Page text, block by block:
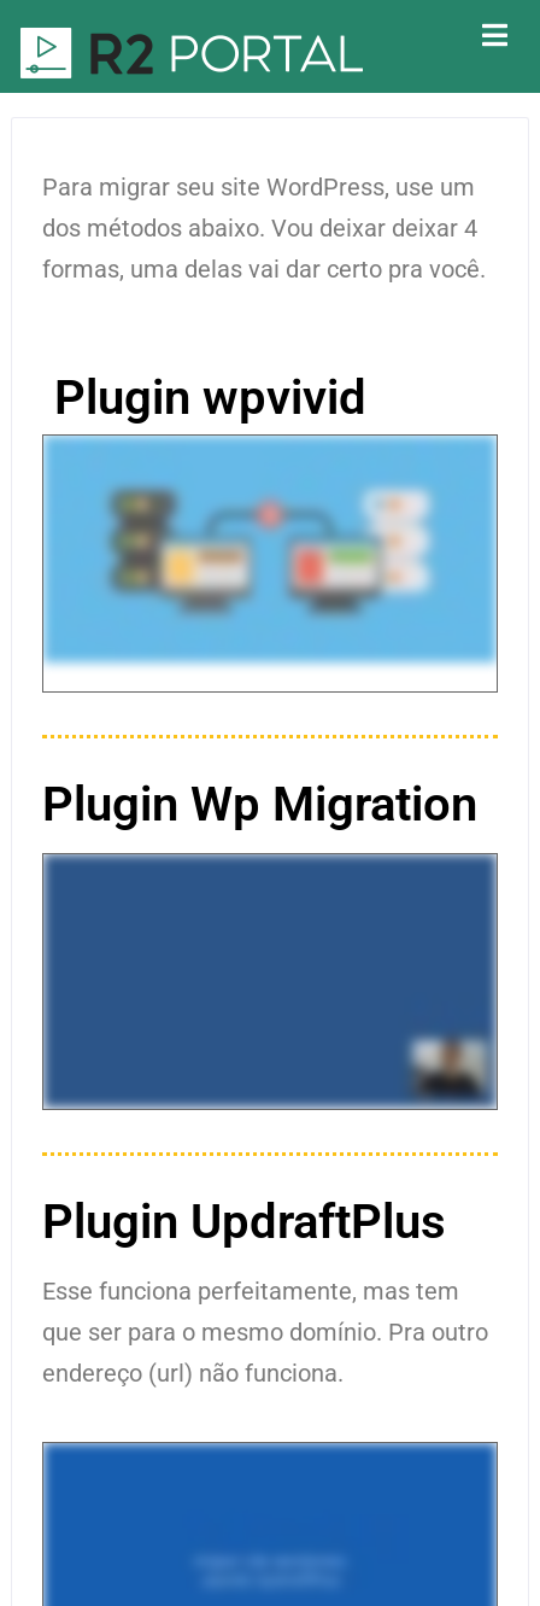
Para migrar seu site WordPress, use um
dos métodos abaixo. Vou deixar deixar 4
formas, uma delas vai dar certo pra você.
Plugin wpvivid
Plugin Wp Migration
Plugin UpdraftPlus
Esse funciona perfeitamente, mas tem
que ser para o mesmo domínio. Pra outro
endereço (url) não funciona.